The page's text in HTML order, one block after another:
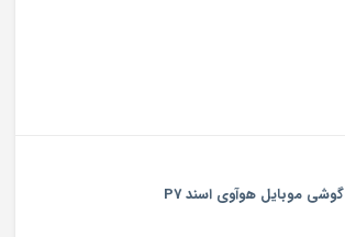
گوشی موبایل هوآوی اسند P7